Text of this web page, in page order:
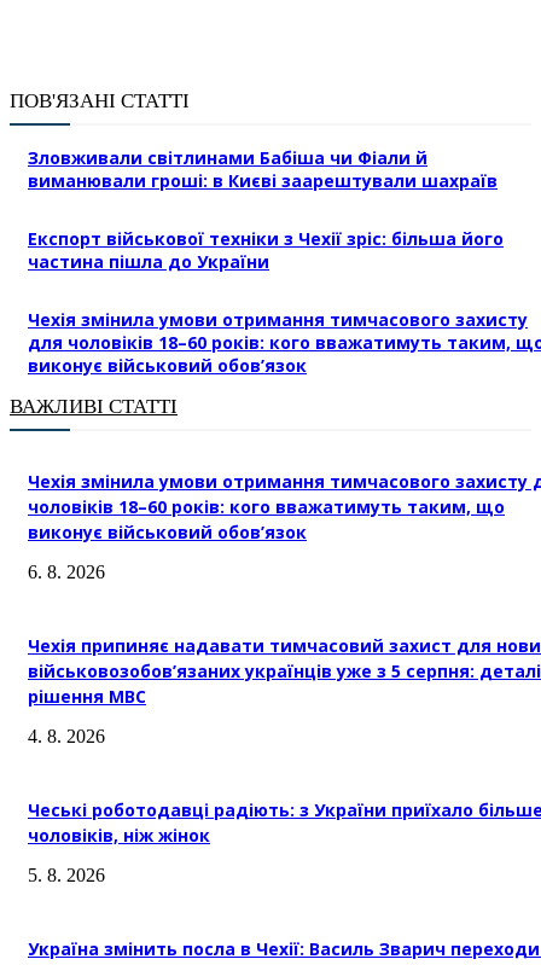
ПОВ'ЯЗАНІ СТАТТІ
Зловживали світлинами Бабіша чи Фіали й
виманювали гроші: в Києві заарештували шахраїв
Експорт військової техніки з Чехії зріс: більша його
частина пішла до України
Чехія змінила умови отримання тимчасового захисту
для чоловіків 18–60 років: кого вважатимуть таким,
виконує військовий обов’язок
ВАЖЛИВІ СТАТТІ
Чехія змінила умови отримання тимчасового захисту
чоловіків 18–60 років: кого вважатимуть таким, що
виконує військовий обов’язок
6. 8. 2026
Чехія припиняє надавати тимчасовий захист для
військовозобов’язаних українців уже з 5 серпня: деталі
рішення МВС
4. 8. 2026
Чеські роботодавці радіють: з України приїхало
чоловіків, ніж жінок
5. 8. 2026
Україна змінить посла в Чехії: Василь Зварич